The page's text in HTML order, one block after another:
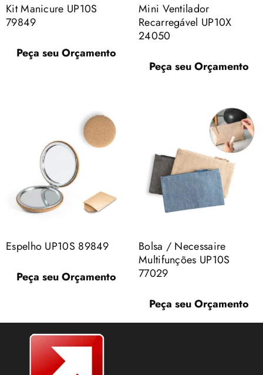
Kit Manicure UP10S
79849
Peça seu Orçamento
Mini Ventilador
Recarregável UP10X
24050
Peça seu Orçamento
Espelho UP10S 89849
Peça seu Orçamento
Bolsa / Necessaire
Multifunções UP10S
77029
Peça seu Orçamento